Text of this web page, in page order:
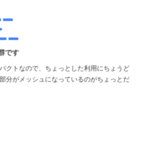
です
クトなので、ちょっとした利用にちょうど
分がメッシュになっているのがちょっとだ